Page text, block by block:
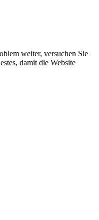
weiter, versuchen Sie
damit die Website